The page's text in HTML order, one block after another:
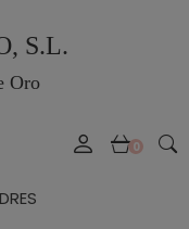
S.L.
Oro
0